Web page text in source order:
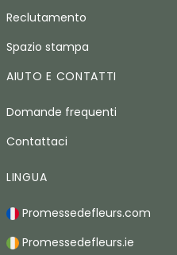
Reclutamento
Spazio stampa
AIUTO E CONTATTI
Domande frequenti
Contattaci
LINGUA
Promessedefleurs.com
Promessedefleurs.ie